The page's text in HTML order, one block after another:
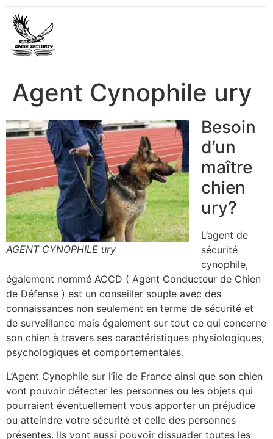
Agent Cynophile ury
AGENT CYNOPHILE ury
Besoin
d’un
maître
chien
ury?
L’agent de
sécurité
cynophile,
également nommé ACCD ( Agent Conducteur de Chien
de Défense ) est un conseiller souple avec des
connaissances non seulement en terme de sécurité et
de surveillance mais également sur tout ce qui concerne
son chien à travers ses caractéristiques physiologiques,
psychologiques et comportementales.
L’Agent Cynophile sur l’île de France ainsi que son chien
vont pouvoir détecter les personnes ou les objets qui
pourraient éventuellement vous apporter un préjudice
ou atteindre votre sécurité et celle des personnes
présentes. Ils vont aussi pouvoir dissuader toutes les